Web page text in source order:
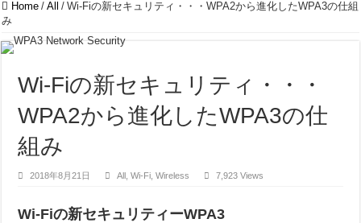
Home / All / Wi-Fiの新セキュリティ・・・WPA2から進化したWPA3の仕組
み
Wi-Fiの新セキュリティ・・・
WPA2から進化したWPA3の仕
組み
2018年8月21日 All ,Wi-Fi ,Wireless 7,923 Views
Wi-Fiの新セキュリティーWPA3